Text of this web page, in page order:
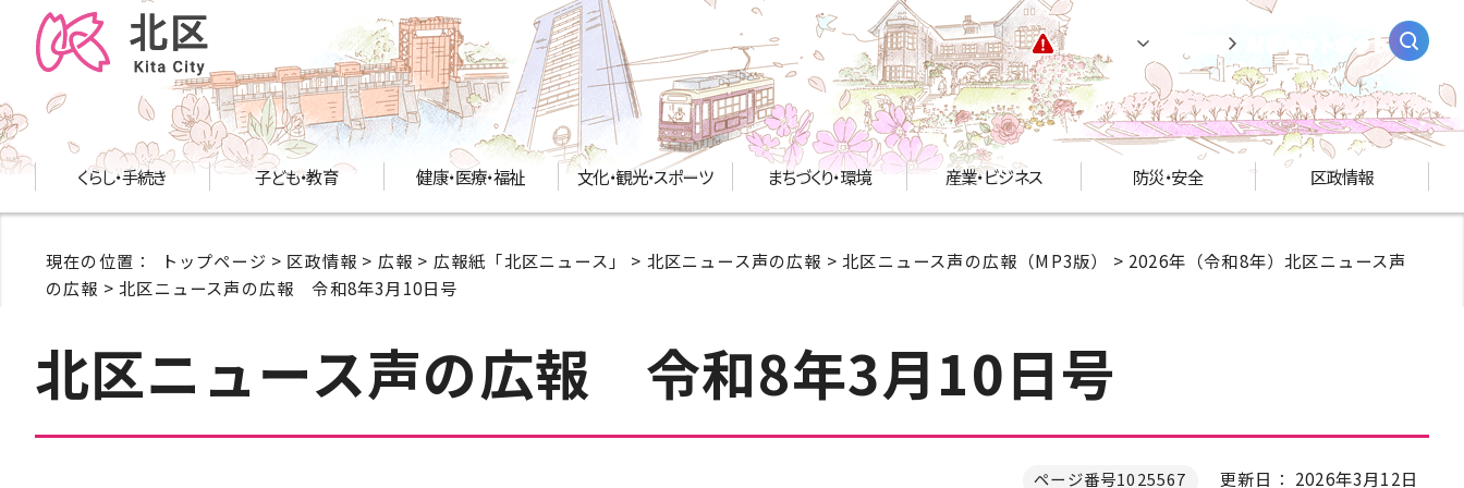
緊急情報 AIチャットボット
くらし・手続き 子ども・教育 健康・医療・福祉 文化・観光・スポーツ まちづくり・環境 産業・ビジネス 防災・安全 区政情報
現在の位置： トップページ > 区政情報 > 広報 > 広報紙「北区ニュース」 > 北区ニュース声の広報 >北区ニュース声の広報（MP3版） > 2026年（令和8年）北区ニュース声
の広報 > 北区ニュース声の広報 令和8年3月10日号
北区ニュース声の広報 令和8年3月10日号
ページ番号1025567 更新日： 2026年3月12日